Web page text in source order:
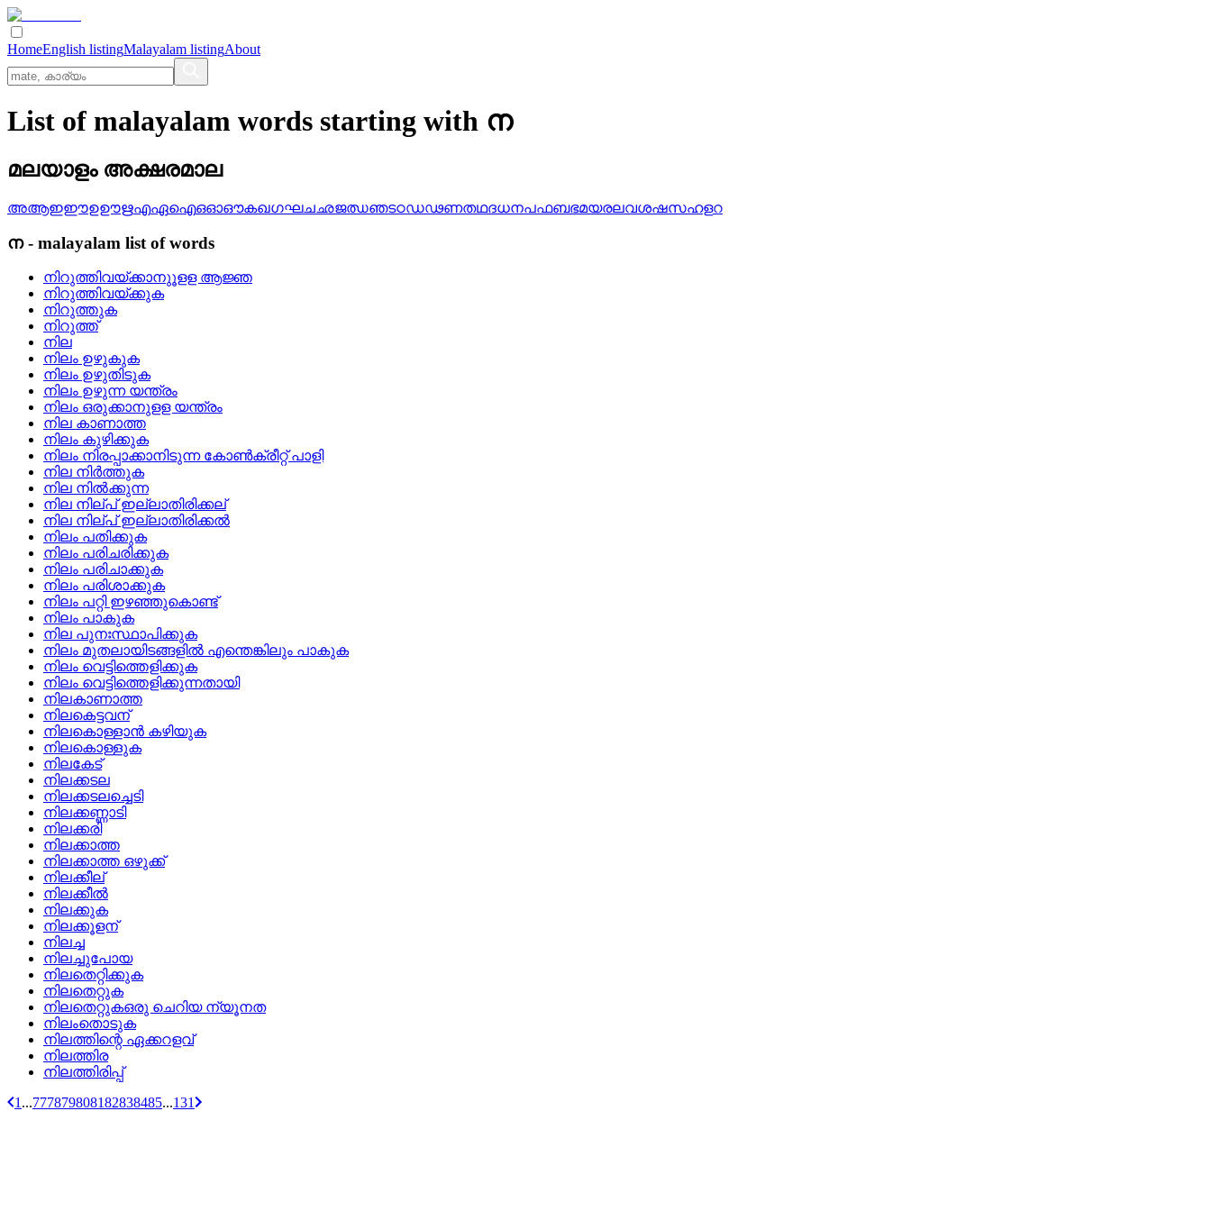
HomeEnglish listingMalayalam listingAbout
List of malayalam words starting with ന
മലയാളം അക്ഷരമാല
അആഇഈഉഊഋഎഏഐഒഓഔകഖഗഘചഛജഝഞടഠഡഢണതഥദധനപഫബഭമയരലവശഷസഹളറ
ന- malayalam list of words
നിറുത്തിവയ്ക്കാനുൂളള ആജ്ഞ
നിറുത്തിവയ്‌ക്കുക
നിറുത്തുക
നിറുത്ത്
നില
നിലം ഉഴുകുക
നിലം ഉഴുതിടുക
നിലം ഉഴുന്ന യന്ത്രം
നിലം ഒരുക്കാനുളള യന്ത്രം
നില കാണാത്ത
നിലം കുഴിക്കുക
നിലം നിരപ്പാക്കാനിടുന്ന കോണ്‍ക്രീറ്റ്‌ പാളി
നില നിര്‍ത്തുക
നില നില്‍ക്കുന്ന
നില നില്പ് ഇല്ലാതിരിക്കല്
നില നില്പ് ഇല്ലാതിരിക്കല്‍
നിലം പതിക്കുക
നിലം പരിചരിക്കുക
നിലം പരിചാക്കുക
നിലം പരിശാക്കുക
നിലം പറ്റി ഇഴഞ്ഞുകൊണ്ട്
നിലം പാകുക
നില പുനഃസ്ഥാപിക്കുക
നിലം മുതലായിടങ്ങളില്‍ എന്തെങ്കിലും പാകുക
നിലം വെട്ടിത്തെളിക്കുക
നിലം വെട്ടിത്തെളിക്കുന്നതായി
നിലകാണാത്ത
നിലകെട്ടവന്
നിലകൊള്ളാന്‍ കഴിയുക
നിലകൊള്ളുക
നിലകേട്
നിലക്കടല
നിലക്കടലച്ചെടി
നിലക്കണ്ണാടി
നിലക്കരി
നിലക്കാത്ത
നിലക്കാത്ത ഒഴുക്ക്
നിലക്കീല്
നിലക്കീല്‍
നിലക്കുക
നിലക്കൂളന്
നിലച്ച
നിലച്ചുപോയ
നിലതെറ്റിക്കുക
നിലതെറ്റുക
നിലതെറ്റുകഒരു ചെറിയ ന്യൂനത
നിലംതൊടുക
നിലത്തിന്റെ ഏക്കറളവ്
നിലത്തിര
നിലത്തിരിപ്പ്
1 ...777879808182838485...131